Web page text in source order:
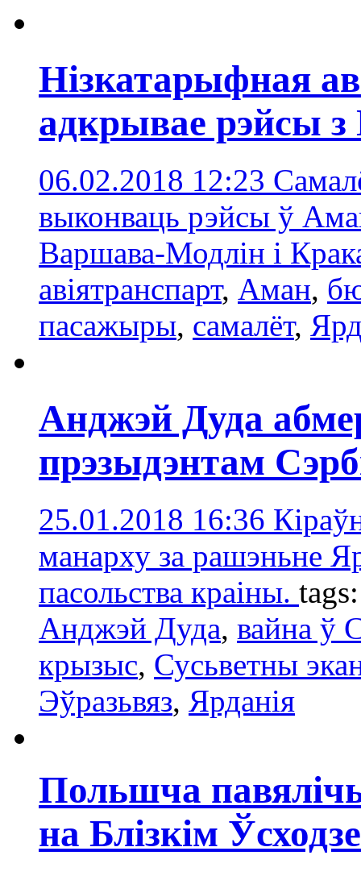
Нізкатарыфная
адкрывае рэйсы
06.02.2018 12:23
выконваць рэйсы ў
Варшава-Модлін і
авіятранспарт, Аман,
пасажыры, самалёт,
Анджэй Дуда
прэзыдэнтам
25.01.2018 16:36
манарху за рашэньне
пасольства краіны.
Анджэй Дуда, вайна ў
крызыс, Сусьветны
Эўразьвяз, Ярданія
Польшча
на Блізкім